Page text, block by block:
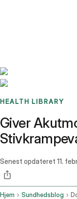
HEALTH LIBRARY
Giver
Senest opdateret 11.
Hjem Sundhedsblog